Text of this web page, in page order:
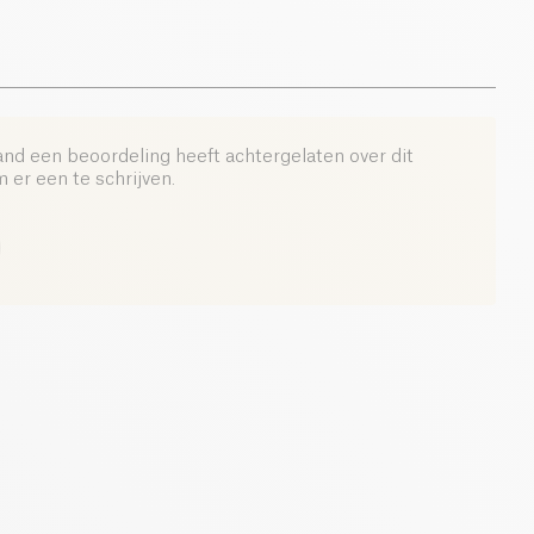
een beoordeling heeft achtergelaten over dit
er een te schrijven.